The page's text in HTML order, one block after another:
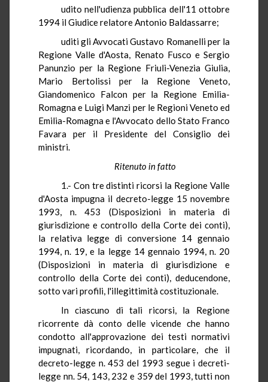
udito nell'udienza pubblica dell'11 ottobre
1994 il Giudice relatore Antonio Baldassarre;
uditi gli Avvocati Gustavo Romanelli per la
Regione Valle d'Aosta, Renato Fusco e Sergio
Panunzio per la Regione Friuli-Venezia Giulia,
Mario Bertolissi per la Regione Veneto,
Giandomenico Falcon per la Regione Emilia-
Romagna e Luigi Manzi per le Regioni Veneto ed
Emilia-Romagna e l'Avvocato dello Stato Franco
Favara per il Presidente del Consiglio dei
ministri.
Ritenuto in fatto
1.- Con tre distinti ricorsi la Regione Valle
d'Aosta impugna il decreto-legge 15 novembre
1993, n. 453 (Disposizioni in materia di
giurisdizione e controllo della Corte dei conti),
la relativa legge di conversione 14 gennaio
1994, n. 19, e la legge 14 gennaio 1994, n. 20
(Disposizioni in materia di giurisdizione e
controllo della Corte dei conti), deducendone,
sotto vari profili, l'illegittimità costituzionale.
In ciascuno di tali ricorsi, la Regione
ricorrente dà conto delle vicende che hanno
condotto all'approvazione dei testi normativi
impugnati, ricordando, in particolare, che il
decreto-legge n. 453 del 1993 segue i decreti-
legge nn. 54, 143, 232 e 359 del 1993, tutti non